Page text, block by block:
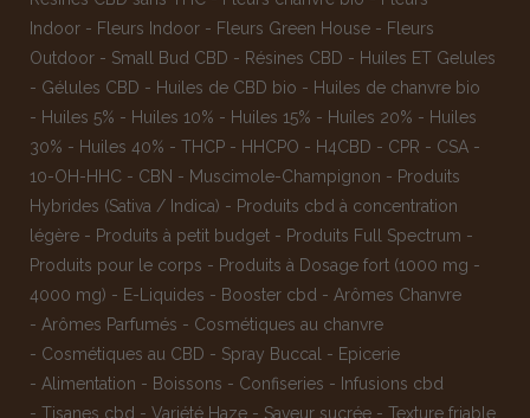
Indoor - Fleurs Indoor - Fleurs Green House - Fleurs
Outdoor - Small Bud CBD - Résines CBD - Huiles ET Gelules
- Gélules CBD - Huiles de CBD bio - Huiles de chanvre bio
- Huiles 5% - Huiles 10% - Huiles 15% - Huiles 20% - Huiles
30% - Huiles 40% - THCP - HHCPO - H4CBD - CPR - CSA -
10-OH-HHC - CBN - Muscimole-Champignon - Produits
Hybrides (Sativa / Indica) - Produits cbd à concentration
légère - Produits à petit budget - Produits Full Spectrum -
Produits pour le corps - Produits à Dosage fort (1000 mg -
4000 mg) - E-Liquides - Booster cbd - Arômes Chanvre
- Arômes Parfumés - Cosmétiques au chanvre
- Cosmétiques au CBD - Spray Buccal - Epicerie
- Alimentation - Boissons - Confiseries - Infusions cbd
- Tisanes cbd - Variété Haze - Saveur sucrée - Texture friable